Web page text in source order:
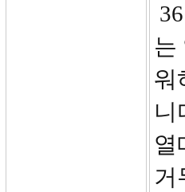
는
워
니
열
거